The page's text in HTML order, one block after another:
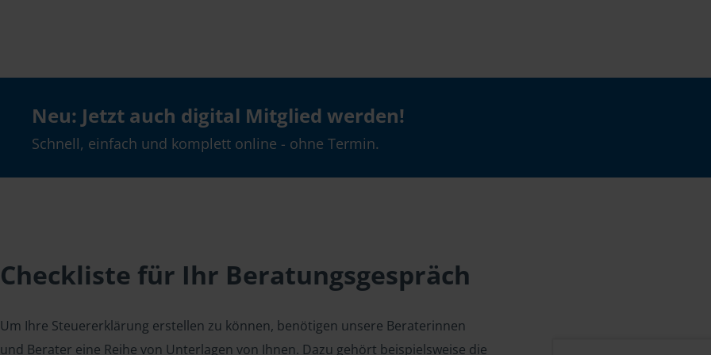
Neu: Jetzt auch digital Mitglied werden!
Schnell, einfach und komplett online - ohne Termin.
Checkliste für Ihr Beratungsgespräch
Um Ihre Steuererklärung erstellen zu können, benötigen unsere Beraterinnen
und Berater eine Reihe von Unterlagen von Ihnen. Dazu gehört beispielsweise die